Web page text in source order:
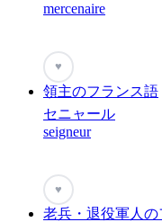
mercenaire
♥
領主のフランス語
セニャール
seigneur
♥
老兵・退役軍人